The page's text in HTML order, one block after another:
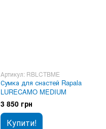
Артикул: RBLCTBME
Сумка для снастей Rapala
LURECAMO MEDIUM
3 850 грн
Купити!